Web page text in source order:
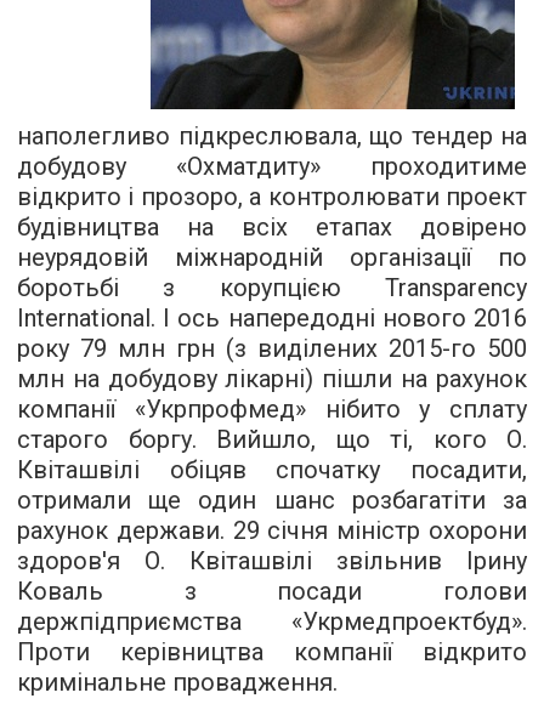
наполегливо підкреслювала, що тендер на
добудову «Охматдиту» проходитиме
відкрито і прозоро, а контролювати проект
будівництва на всіх етапах довірено
неурядовій міжнародній організації по
боротьбі з корупцією Transparency
International. І ось напередодні нового 2016
року 79 млн грн (з виділених 2015-го 500
млн на добудову лікарні) пішли на рахунок
компанії «Укрпрофмед» нібито у сплату
старого боргу. Вийшло, що ті, кого О.
Квіташвілі обіцяв спочатку посадити,
отримали ще один шанс розбагатіти за
рахунок держави. 29 січня міністр охорони
здоров'я О. Квіташвілі звільнив Ірину
Коваль з посади голови
держпідприємства «Укрмедпроектбуд».
Проти керівництва компанії відкрито
кримінальне провадження.